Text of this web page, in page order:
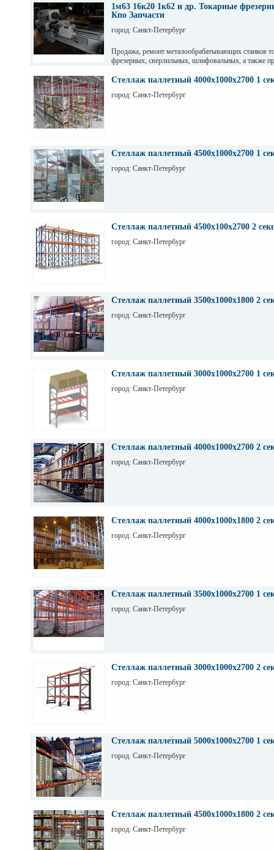
1м63 16к20 1к62 и др. Токарные
Кпо Запчасти
город: Санкт-Петербург
Продажа, ремонт металообрабатывающих станков
фрезерных, сверлильных, шлифовальных, а также
оборудования. Торг. Выбор. Пусконаладка. Санкт-
Стеллаж паллетный 4000х1000х2700 1
город: Санкт-Петербург
Стеллаж паллетный 4500х1000х2700 1
город: Санкт-Петербург
Стеллаж паллетный 4500х100х2700 2
город: Санкт-Петербург
Стеллаж паллетный 3500х1000х1800 2
город: Санкт-Петербург
Стеллаж паллетный 3000х1000х2700 1
город: Санкт-Петербург
Стеллаж паллетный 4000х1000х2700 2
город: Санкт-Петербург
Стеллаж паллетный 4000х1000х1800 2
город: Санкт-Петербург
Стеллаж паллетный 3500х1000х2700 1
город: Санкт-Петербург
Стеллаж паллетный 3000х1000х2700 2
город: Санкт-Петербург
Стеллаж паллетный 5000х1000х2700 1
город: Санкт-Петербург
Стеллаж паллетный 4500х1000х1800 2
город: Санкт-Петербург